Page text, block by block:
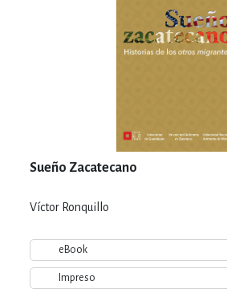
Sueño Zacatecano
Víctor Ronquillo
eBook
Impreso